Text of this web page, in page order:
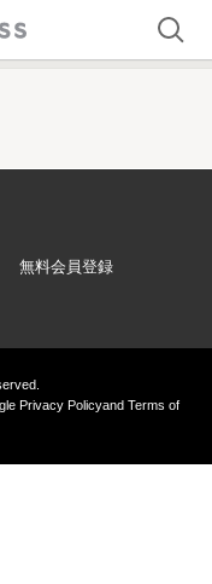
無料会員登録
Privacy Policyand Terms of